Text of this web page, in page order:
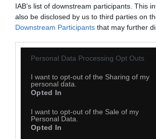
IAB’s list of downstream participants. This
also be disclosed by us to third parties on
Downstream Participants that may further
Personal Data Processing Opt Outs
I want to opt-out of the Sharing of my
personal data.
Opted In
I want to opt-out of the Sale of my
Personal Data.
Opted In